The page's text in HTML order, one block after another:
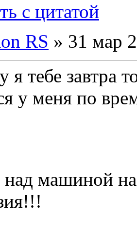
с цитатой
RS » 31 мар
тебе завтра
у меня по
машиной